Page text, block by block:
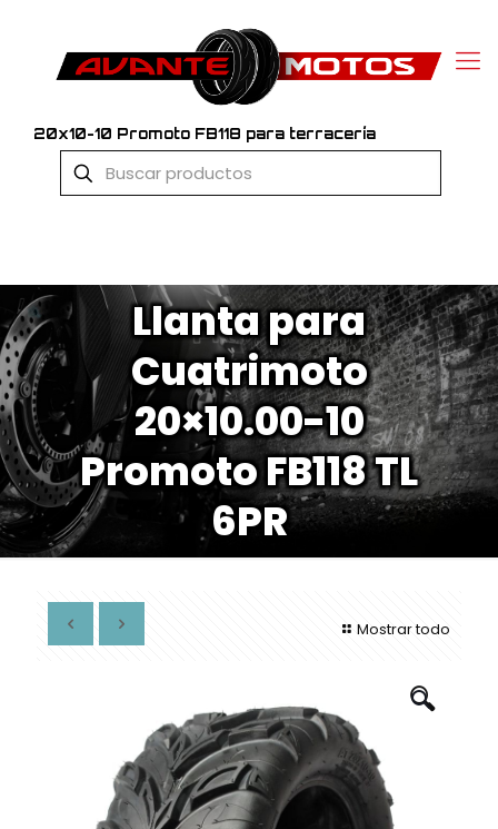
20x10-10 Promoto FB118 para terracería
Llanta para
Cuatrimoto
20×10.00-10
Promoto FB118 TL
6PR
Mostrar todo
🔍